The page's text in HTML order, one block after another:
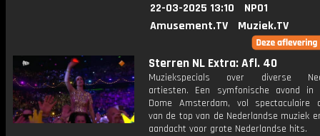
22-03-2025 13:10
NPO1
Amusement.TV
Muziek.TV
Sterren NL Extra: Afl. 40
Muziekspecials over diverse
artiesten. Een symfonische avond in
Dome Amsterdam, vol spectaculaire
van de top van de Nederlandse muziek
aandacht voor grote Nederlandse hits.